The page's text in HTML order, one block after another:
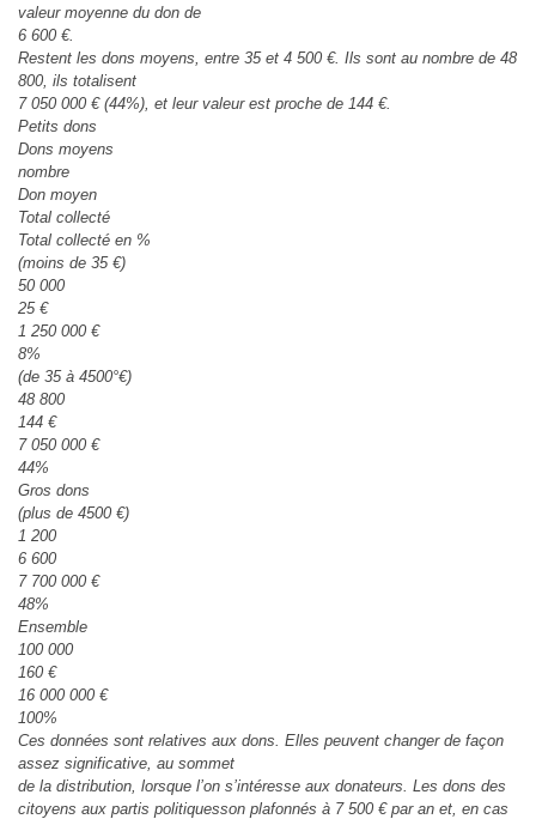
valeur moyenne du don de
6 600 €.
Restent les dons moyens, entre 35 et 4 500 €. Ils sont au nombre de 48
800, ils totalisent
7 050 000 € (44%), et leur valeur est proche de 144 €.
Petits dons
Dons moyens
nombre
Don moyen
Total collecté
Total collecté en %
(moins de 35 €)
50 000
25 €
1 250 000 €
8%
(de 35 à 4500°€)
48 800
144 €
7 050 000 €
44%
Gros dons
(plus de 4500 €)
1 200
6 600
7 700 000 €
48%
Ensemble
100 000
160 €
16 000 000 €
100%
Ces données sont relatives aux dons. Elles peuvent changer de façon
assez significative, au sommet
de la distribution, lorsque l’on s’intéresse aux donateurs. Les dons des
citoyens aux partis politiquesson plafonnés à 7 500 € par an et, en cas